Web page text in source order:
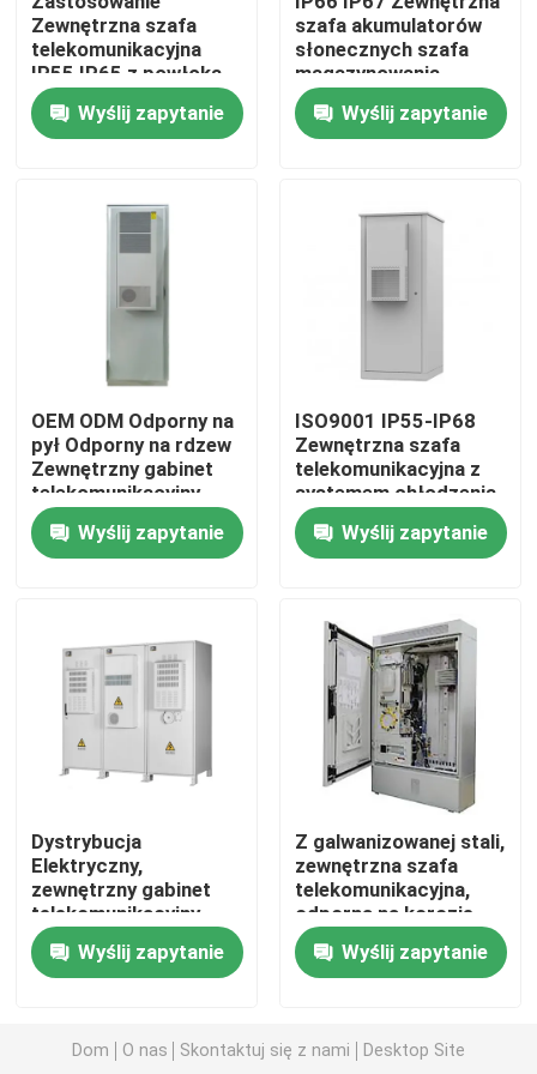
Produkty
filmy
zewnętrzna szafa telekomunikacyjna
Szafa na sprzęt telekomunikacyjny
Szafka akumulatorów telekomunikacyjnych
Sterowanie sieciowego serwera
Telekomunikacyjne systemy zasilania prądem stałym
Moduł prostownika
48 V korektor prądu stałego
Telekomunikacyjna bateria litowa
Rozwiązania energetyczne CE+T
Zewnętrzna szafa
telekomunikacyjna
IP55 IP65 z powłoką
Wyślij zapytanie
szafa akumulatorów
słonecznych szafa
magazynowania
energii
1850*1500*750mm
Wyślij zapytanie
OEM ODM Odporny na
pył Odporny na rdzew
Zewnętrzny gabinet
telekomunikacyjny
Stal zgalwanizowana
Wyślij zapytanie
ISO9001 IP55-IP68
Zewnętrzna szafa
telekomunikacyjna z
systemem chłodzenia
klimatyzatorem
Wyślij zapytanie
Dystrybucja
Elektryczny,
zewnętrzny gabinet
telekomunikacyjny,
powłoka powłoka,
odporny na warunki
pogodowe
Wyślij zapytanie
Z galwanizowanej stali,
zewnętrzna szafa
telekomunikacyjna,
odporna na korozję,
odporna na działanie
pogodyWyślij zapytanie
Dom O nas Skontaktuj się z nami Desktop Site